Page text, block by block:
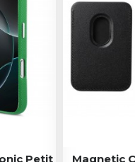
Petit
Magnetic